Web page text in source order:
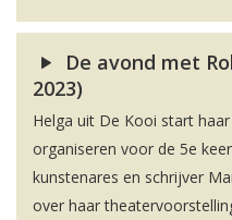
De avond met
2023)
Helga uit De Kooi start
organiseren voor de 5e
kunstenares en schrijver
over haar